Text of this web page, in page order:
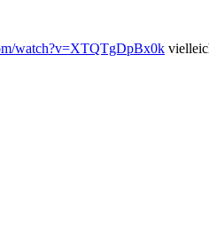
watch?v=XTQTgDpBx0k